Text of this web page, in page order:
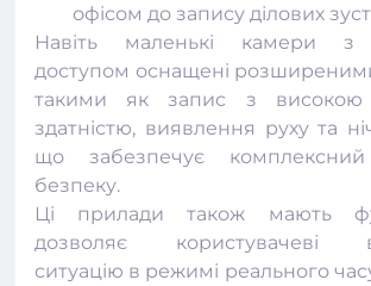
офісом до запису ділових
Навіть маленькі камери з
доступом оснащені
такими як запис з високою
здатністю, виявлення руху та
що забезпечує
безпеку.
Ці прилади також мають
дозволяє користувачеві
ситуацію в режимі реального